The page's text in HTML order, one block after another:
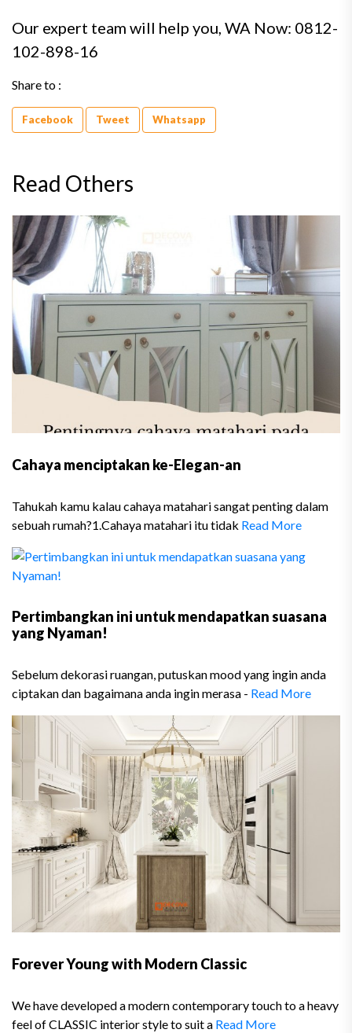
Our expert team will help you, WA Now: 0812-
102-898-16
Share to :
Facebook Tweet Whatsapp
Read Others
Cahaya menciptakan ke-Elegan-an
Tahukah kamu kalau cahaya matahari sangat penting dalam
sebuah rumah?1.Cahaya matahari itu tidak Read More
Pertimbangkan ini untuk mendapatkan suasana
yang Nyaman!
Sebelum dekorasi ruangan, putuskan mood yang ingin anda
ciptakan dan bagaimana anda ingin merasa - Read More
Forever Young with Modern Classic
We have developed a modern contemporary touch to a heavy
feel of CLASSIC interior style to suit a Read More